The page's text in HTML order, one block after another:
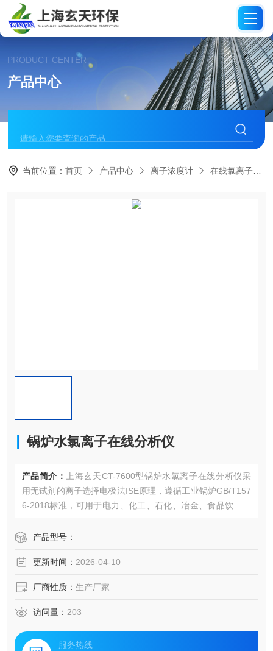
PRODUCT CENTER
产品中心
当前位置：首页 产品中心 离子浓度计 在线氯离子检测仪
锅炉水氯离子在线分析仪
产品简介：
上海玄天CT-7600型锅炉水氯离子在线分析仪采
用无试剂的离子选择电极法ISE原理，遵循工业锅炉GB/T157
6-2018标准，可用于电力、化工、石化、冶金、食品饮料、
产品型号：
更新时间： 2026-04-10
厂商性质： 生产厂家
访问量： 203
服务热线